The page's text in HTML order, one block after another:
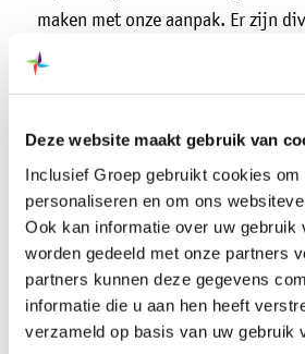
Deze website maakt gebruik van
Inclusief Groep gebruikt cookies om
personaliseren en om ons
Ook kan informatie over uw gebruik
worden gedeeld met onze partners
partners kunnen deze gegevens
informatie die u aan hen heeft
verzameld op basis van uw gebruik
maken met onze aanpak. Er zijn
bezoek geweest, het Regionale
Achterhoek. De bezoekers
op deze aanpak en nemen kennis
eigen regio of organisatie.
Kennis en ervaringen
Naast dat Inclusief Groep trots is